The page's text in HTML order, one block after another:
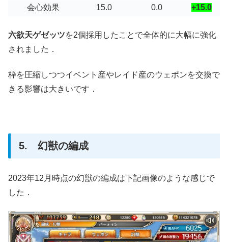
会心効果
15.0 0.0 +15.0
六欲天ゲゼッツを2個採用したことで全体的に大幅に強化
されました．
枠を圧縮しつつイベント産やレイド産のウェポンを交換で
きる影響は大きいです．
5. 幻獣の編成
2023年12月時点の幻獣の編成は下記画像のような感じで
した．